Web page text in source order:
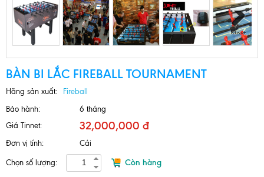
Next
BÀN BI LẮC FIREBALL TOURNAMENT
Hãng sản xuất:
Fireball
Bảo hành:
6 tháng
Giá Tinnet:
32,000,000 đ
Đơn vị tính: Cái
Chọn số lượng: Còn hàng